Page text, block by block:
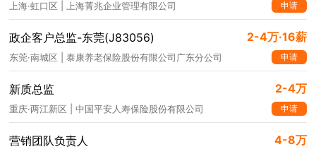
上海·虹口区 | 上海菁兆企业管理有限公司 申请
政企客户总监-东莞(J83056) 2-4万·16薪
东莞·南城区 | 泰康养老保险股份有限公司广东分公司 申请
新质总监 2-4万
重庆·两江新区 | 中国平安人寿保险股份有限公司 申请
营销团队负责人 4-8万